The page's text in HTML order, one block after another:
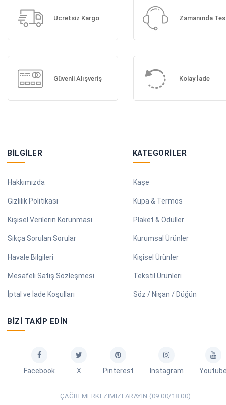
Ücretsiz Kargo Zamanında
Güvenli Alışveriş Kolay İade
BILGILER
Hakkımızda
Gizlilik Politikası
Kişisel Verilerin Korunması
Sıkça Sorulan Sorular
Havale Bilgileri
Mesafeli Satış Sözleşmesi
İptal ve İade Koşulları
KATEGORILER
Kaşe
Kupa & Termos
Plaket & Ödüller
Kurumsal Ürünler
Kişisel Ürünler
Tekstil Ürünleri
Söz / Nişan / Düğün
BIZI TAKIP EDIN
Facebook X Pinterest Instagram
ÇAĞRI MERKEZIMIZI ARAYIN (09:00/18:00)